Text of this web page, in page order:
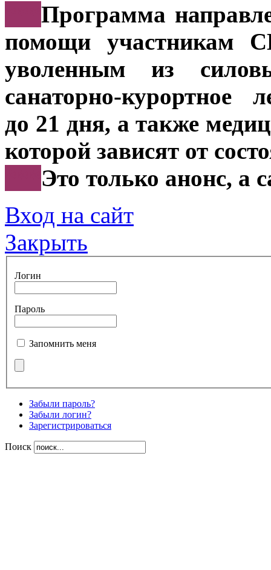
Программа
помощи участникам
уволенным из
санаторно-курортное
до 21 дня, а также
которой зависят от
Это только анонс, а
Вход на сайт
Закрыть
Логин
Пароль
Запомнить меня
Забыли пароль?
Забыли логин?
Зарегистрироваться
Поиск